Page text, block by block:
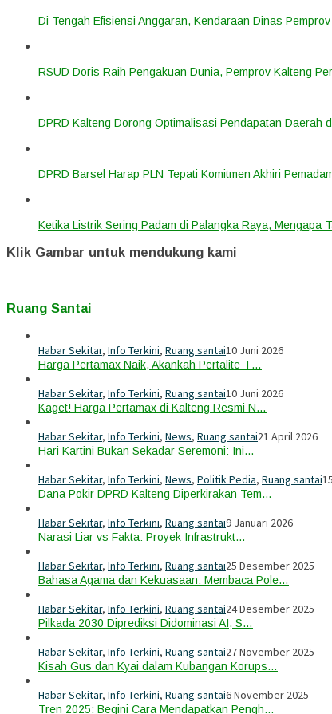
Di Tengah Efisiensi Anggaran, Kendaraan Dinas
RSUD Doris Raih Pengakuan Dunia, Pemprov Kalteng
DPRD Kalteng Dorong Optimalisasi Pendapatan Daerah
DPRD Barsel Harap PLN Tepati Komitmen Akhiri
Ketika Listrik Sering Padam di Palangka Raya, Mengapa
Klik Gambar untuk mendukung kami
Ruang Santai
Habar Sekitar, Info Terkini, Ruang santai10 Juni 2026
Harga Pertamax Naik, Akankah Pertalite T…
Habar Sekitar, Info Terkini, Ruang santai10 Juni 2026
Kaget! Harga Pertamax di Kalteng Resmi N…
Habar Sekitar, Info Terkini, News, Ruang santai21 April 2026
Hari Kartini Bukan Sekadar Seremoni: Ini…
Habar Sekitar, Info Terkini, News, Politik Pedia, Ruang santai
Dana Pokir DPRD Kalteng Diperkirakan Tem…
Habar Sekitar, Info Terkini, Ruang santai9 Januari 2026
Narasi Liar vs Fakta: Proyek Infrastrukt…
Habar Sekitar, Info Terkini, Ruang santai25 Desember 2025
Bahasa Agama dan Kekuasaan: Membaca Pole…
Habar Sekitar, Info Terkini, Ruang santai24 Desember 2025
Pilkada 2030 Diprediksi Didominasi AI, S…
Habar Sekitar, Info Terkini, Ruang santai27 November 2025
Kisah Gus dan Kyai dalam Kubangan Korups…
Habar Sekitar, Info Terkini, Ruang santai6 November 2025
Tren 2025: Begini Cara Mendapatkan Pengh…